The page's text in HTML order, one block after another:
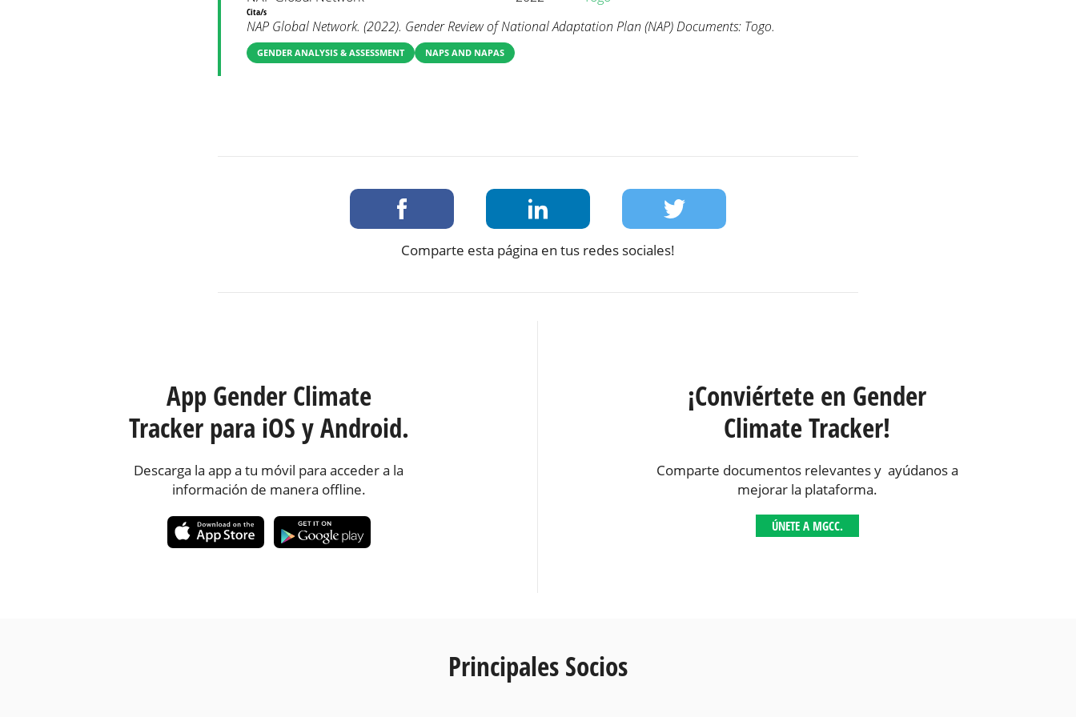
Cita/s
NAP Global Network. (2022). Gender Review of National Adaptation Plan (NAP) Documents: Togo.
GENDER ANALYSIS & ASSESSMENT NAPS AND NAPAS
Comparte esta página en tus redes sociales!
App Gender Climate
Tracker para iOS y Android.
Descarga la app a tu móvil para acceder a la
información de manera offline.
¡Conviértete en Gender
Climate Tracker!
Comparte documentos relevantes y ayúdanos a
mejorar la plataforma.
ÚNETE A MGCC.
Principales Socios